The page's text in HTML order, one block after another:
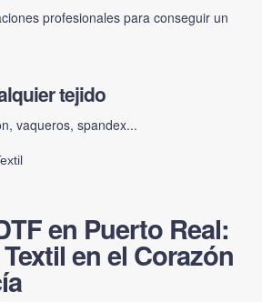
profesionales para conseguir un
tejido
vaqueros, spandex...
en Puerto Real:
en el Corazón